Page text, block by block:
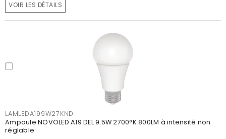
VOIR LES DÉTAILS
LAMLEDA199W27KND
Ampoule NOVOLED A19 DEL 9.5W 2700°K 800LM à intensité non
réglable